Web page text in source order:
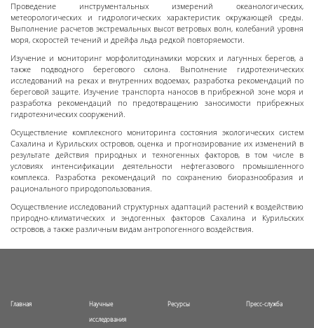
Проведение инструментальных измерений океанологических,
метеорологических и гидрологических характеристик окружающей среды.
Выполнение расчетов экстремальных высот ветровых волн, колебаний уровня
моря, скоростей течений и дрейфа льда редкой повторяемости.
Изучение и мониторинг морфолитодинамики морских и лагунных берегов, а
также подводного берегового склона. Выполнение гидротехнических
исследований на реках и внутренних водоемах, разработка рекомендаций по
береговой защите. Изучение транспорта наносов в прибрежной зоне моря и
разработка рекомендаций по предотвращению заносимости прибрежных
гидротехнических сооружений.
Осуществление комплексного мониторинга состояния экологических систем
Сахалина и Курильских островов, оценка и прогнозирование их изменений в
результате действия природных и техногенных факторов, в том числе в
условиях интенсификации деятельности нефтегазового промышленного
комплекса. Разработка рекомендаций по сохранению биоразнообразия и
рационального природопользования.
Осуществление исследований структурных адаптаций растений к воздействию
природно-климатических и эндогенных факторов Сахалина и Курильских
островов, а также различным видам антропогенного воздействия.
Главная Научные
исследования
Ресурсы Пресс-служба